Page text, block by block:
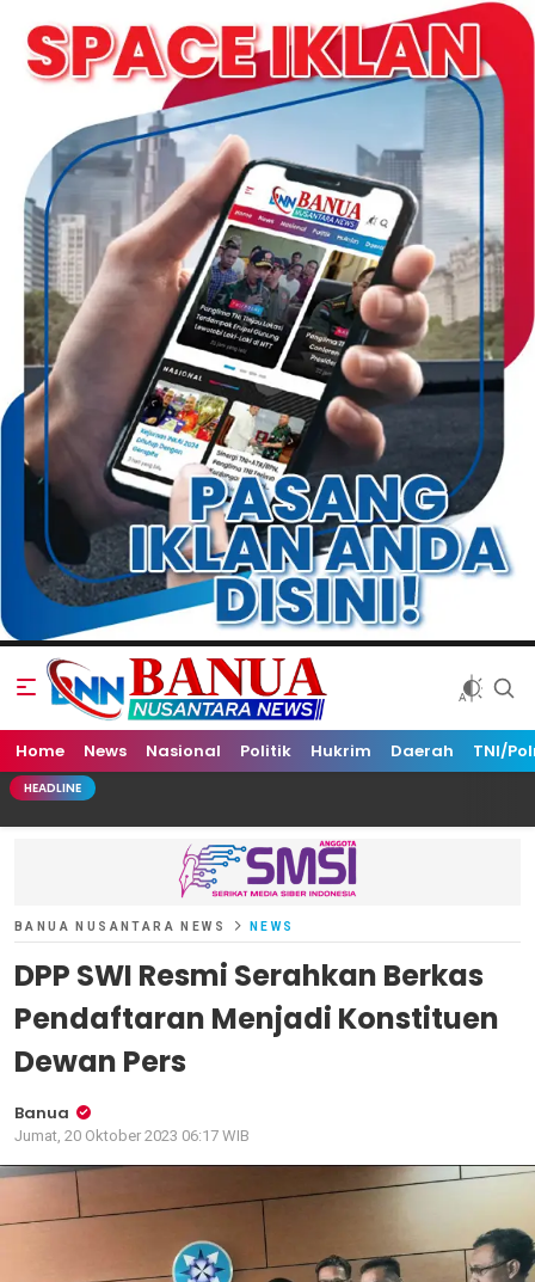
Banua Nusantara News
Home News Nasional Politik Hukrim Daerah TNI/
HEADLINE
BANUA NUSANTARA NEWS NEWS
DPP SWI Resmi Serahkan Berkas
Pendaftaran Menjadi Konstituen
Dewan Pers
Banua
Jumat, 20 Oktober 2023 06:17 WIB